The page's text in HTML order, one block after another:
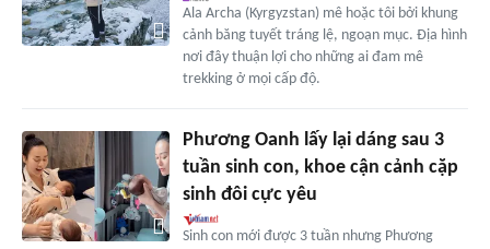
Ala Archa (Kyrgyzstan) mê hoặc tôi bởi khung
cảnh băng tuyết tráng lệ, ngoạn mục. Địa hình
nơi đây thuận lợi cho những ai đam mê
trekking ở mọi cấp độ.
Phương Oanh lấy lại dáng sau 3
tuần sinh con, khoe cận cảnh cặp
sinh đôi cực yêu
Sinh con mới được 3 tuần nhưng Phương